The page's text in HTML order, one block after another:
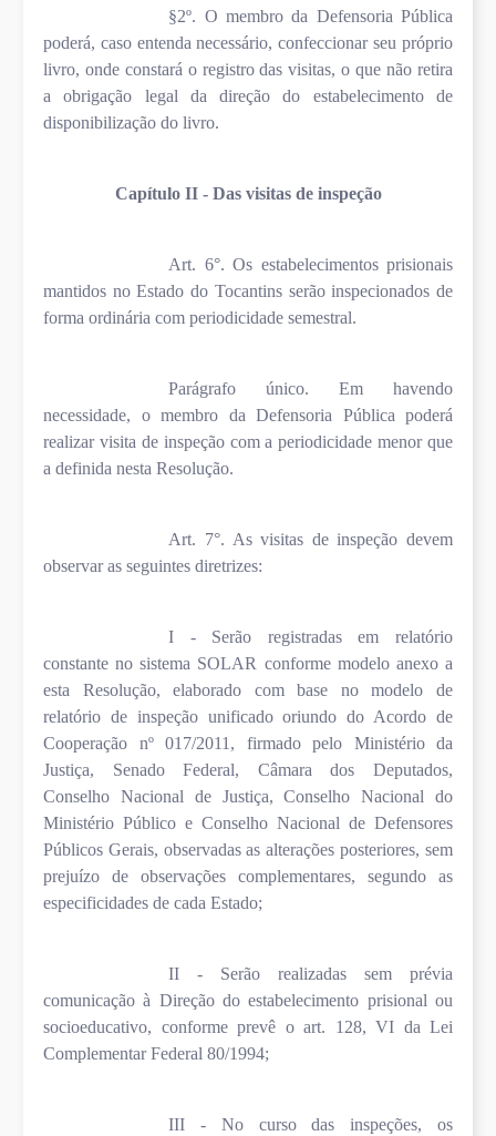
§2º. O membro da Defensoria Pública
poderá, caso entenda necessário, confeccionar seu próprio
livro, onde constará o registro das visitas, o que não retira
a obrigação legal da direção do estabelecimento de
disponibilização do livro.
Capítulo II - Das visitas de inspeção
Art. 6°. Os estabelecimentos prisionais
mantidos no Estado do Tocantins serão inspecionados de
forma ordinária com periodicidade semestral.
Parágrafo único. Em havendo
necessidade, o membro da Defensoria Pública poderá
realizar visita de inspeção com a periodicidade menor que
a definida nesta Resolução.
Art. 7°. As visitas de inspeção devem
observar as seguintes diretrizes:
I - Serão registradas em relatório
constante no sistema SOLAR conforme modelo anexo a
esta Resolução, elaborado com base no modelo de
relatório de inspeção unificado oriundo do Acordo de
Cooperação nº 017/2011, firmado pelo Ministério da
Justiça, Senado Federal, Câmara dos Deputados,
Conselho Nacional de Justiça, Conselho Nacional do
Ministério Público e Conselho Nacional de Defensores
Públicos Gerais, observadas as alterações posteriores, sem
prejuízo de observações complementares, segundo as
especificidades de cada Estado;
II - Serão realizadas sem prévia
comunicação à Direção do estabelecimento prisional ou
socioeducativo, conforme prevê o art. 128, VI da Lei
Complementar Federal 80/1994;
III - No curso das inspeções, os